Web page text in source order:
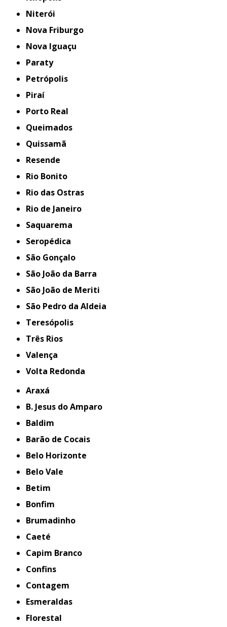
Niterói
Nova Friburgo
Nova Iguaçu
Paraty
Petrópolis
Piraí
Porto Real
Queimados
Quissamã
Resende
Rio Bonito
Rio das Ostras
Rio de Janeiro
Saquarema
Seropédica
São Gonçalo
São João da Barra
São João de Meriti
São Pedro da Aldeia
Teresópolis
Três Rios
Valença
Volta Redonda
Araxá
B. Jesus do Amparo
Baldim
Barão de Cocais
Belo Horizonte
Belo Vale
Betim
Bonfim
Brumadinho
Caeté
Capim Branco
Confins
Contagem
Esmeraldas
Florestal